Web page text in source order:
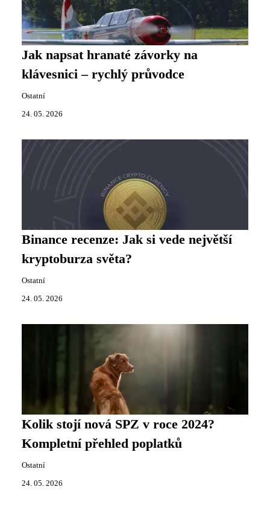
Jak napsat hranaté závorky na
klávesnici – rychlý průvodce
Ostatní
24. 05. 2026
Binance recenze: Jak si vede největší
kryptoburza světa?
Ostatní
24. 05. 2026
Kolik stojí nová SPZ v roce 2024?
Kompletní přehled poplatků
Ostatní
24. 05. 2026